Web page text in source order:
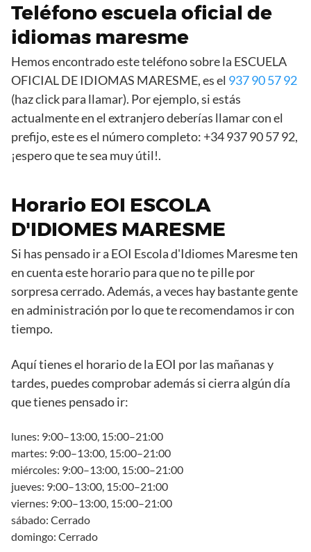
Teléfono escuela oficial de
idiomas maresme
Hemos encontrado este teléfono sobre la ESCUELA
OFICIAL DE IDIOMAS MARESME, es el 937 90 57 92
(haz click para llamar). Por ejemplo, si estás
actualmente en el extranjero deberías llamar con el
prefijo, este es el número completo: +34 937 90 57 92,
¡espero que te sea muy útil!.
Horario EOI ESCOLA
D'IDIOMES MARESME
Si has pensado ir a EOI Escola d'Idiomes Maresme ten
en cuenta este horario para que no te pille por
sorpresa cerrado. Además, a veces hay bastante gente
en administración por lo que te recomendamos ir con
tiempo.
Aquí tienes el horario de la EOI por las mañanas y
tardes, puedes comprobar además si cierra algún día
que tienes pensado ir:
lunes: 9:00–13:00, 15:00–21:00
martes: 9:00–13:00, 15:00–21:00
miércoles: 9:00–13:00, 15:00–21:00
jueves: 9:00–13:00, 15:00–21:00
viernes: 9:00–13:00, 15:00–21:00
sábado: Cerrado
domingo: Cerrado